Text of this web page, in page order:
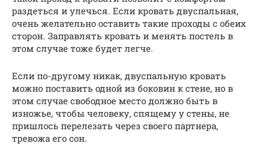
раздеться и улечься. Если кровать двуспальная,
очень желательно оставить такие проходы с обеих
сторон. Заправлять кровать и менять постель в
этом случае тоже будет легче.
Если по-другому никак, двуспальную кровать
можно поставить одной из боковин к стене, но в
этом случае свободное место должно быть в
изножье, чтобы человеку, спящему у стены, не
пришлось перелезать через своего партнера,
тревожа его сон.